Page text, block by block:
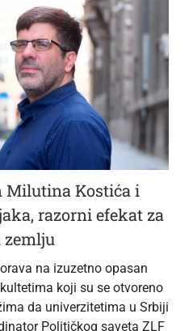
Milutina Kostića i
razorni efekat za
zemlju
na izuzetno opasan
koji su se otvoreno
da univerzitetima u Srbiji
Političkog saveta ZLF